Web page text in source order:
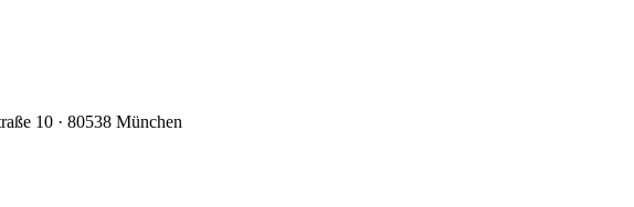
10 · 80538 München